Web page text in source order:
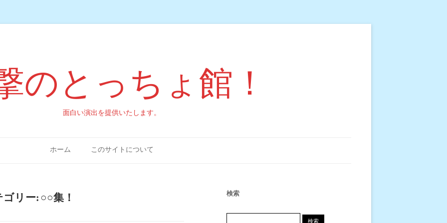
のとっちょ館！
面白い演出を提供いたします。
ホーム このサイトについて
ゴリー:○○集！ 検索